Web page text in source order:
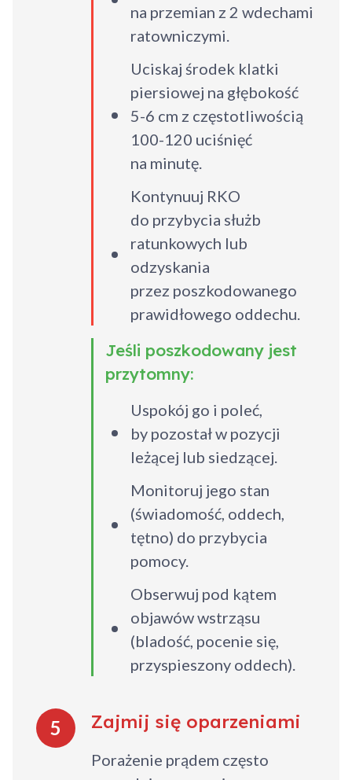
na przemian z 2 wdechami
ratowniczymi.
Uciskaj środek klatki
piersiowej na głębokość
5-6 cm z częstotliwością
100-120 uciśnięć
na minutę.
Kontynuuj RKO
do przybycia służb
ratunkowych lub
odzyskania
przez poszkodowanego
prawidłowego oddechu.
Jeśli poszkodowany jest
przytomny:
Uspokój go i poleć,
by pozostał w pozycji
leżącej lub siedzącej.
Monitoruj jego stan
(świadomość, oddech,
tętno) do przybycia
pomocy.
Obserwuj pod kątem
objawów wstrząsu
(bladość, pocenie się,
przyspieszony oddech).
5 Zajmij się oparzeniami
Porażenie prądem często
Dodano do koszyka